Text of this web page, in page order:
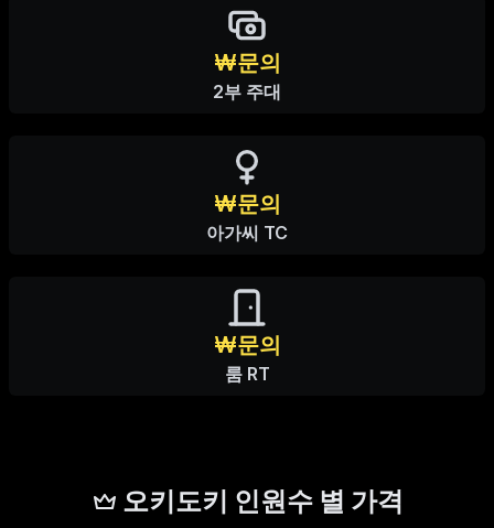
₩문의
2부 주대
₩문의
아가씨 TC
₩문의
룸 RT
오키도키 인원수 별 가격